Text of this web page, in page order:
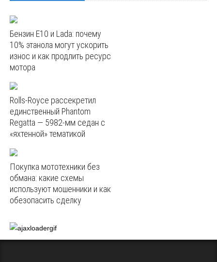
Бензин E10 и Lada: почему
10% этанола могут ускорить
износ и как продлить ресурс
мотора
Rolls-Royce рассекретил
единственный Phantom
Regatta — 5982‑мм седан с
«яхтенной» тематикой
Покупка мототехники без
обмана: какие схемы
используют мошенники и как
обезопасить сделку